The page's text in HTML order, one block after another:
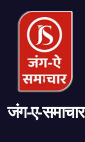
जंग-ए-समाचार